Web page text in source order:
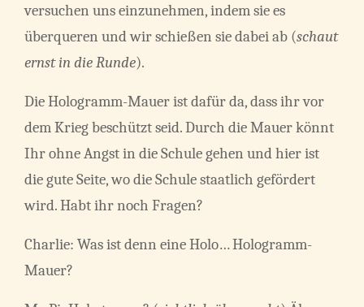
versuchen uns einzunehmen, indem sie es
überqueren und wir schießen sie dabei ab (schaut
ernst in die Runde).
Die Hologramm-Mauer ist dafür da, dass ihr vor
dem Krieg beschützt seid. Durch die Mauer könnt
Ihr ohne Angst in die Schule gehen und hier ist
die gute Seite, wo die Schule staatlich gefördert
wird. Habt ihr noch Fragen?
Charlie: Was ist denn eine Holo… Hologramm-
Mauer?